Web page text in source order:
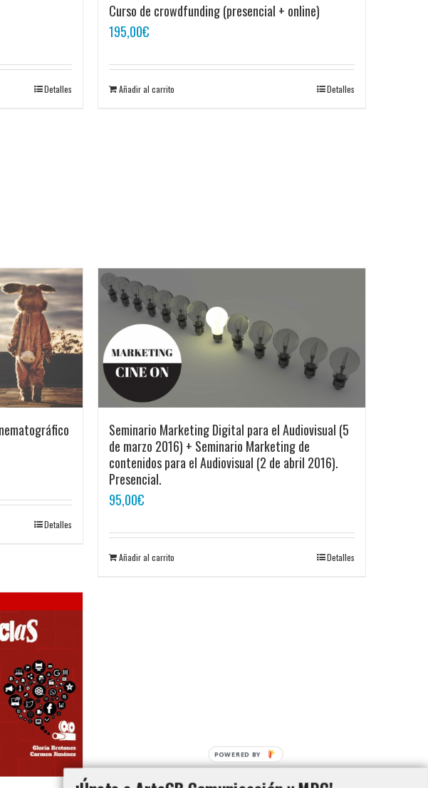
Detalles
Curso de crowdfunding (presencial + online)
195,00€
Añadir al carrito Detalles
Detalles
Seminario Marketing Digital para el Audiovisual (5
de marzo 2016) + Seminario Marketing de
contenidos para el Audiovisual (2 de abril 2016).
Presencial.
95,00€
Añadir al carrito Detalles